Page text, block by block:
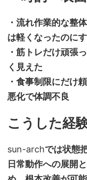
・流れ作業的な整
は軽くなったのにす
・筋トレだけ頑張
く見えた
・食事制限にだけ
悪化で体調不良
こうした経
sun-archでは状態
日常動作への展開